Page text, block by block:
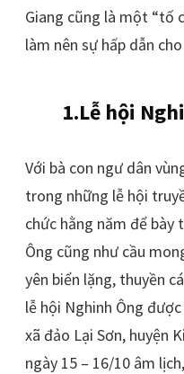
Giang cũng là một “tố
làm nên sự hấp dẫn
1.Lễ hội
Với bà con ngư dân
trong những lễ hội
chức hằng năm để bày
Ông cũng như cầu
yên biển lặng, thuyền
lễ hội Nghinh Ông
xã đảo Lại Sơn, huyện
ngày 15 – 16/10 âm